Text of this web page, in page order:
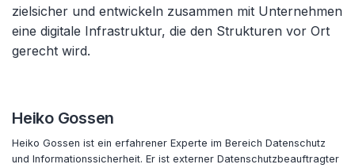
zielsicher und entwickeln zusammen mit Unternehmen
eine digitale Infrastruktur, die den Strukturen vor Ort
gerecht wird.
Heiko Gossen
Heiko Gossen ist ein erfahrener Experte im Bereich Datenschutz
und Informationssicherheit. Er ist externer Datenschutzbeauftragter